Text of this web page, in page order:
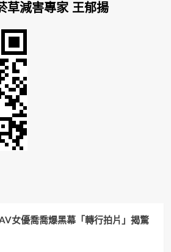
草減害專家 王郁揚
女優喬喬爆黑幕「轉行拍片」揭驚